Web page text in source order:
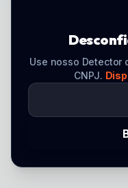
Use nosso Detector
CNPJ.